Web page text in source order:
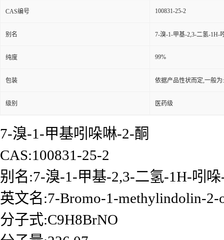
CAS编号 100831-25-2
别名 7-溴-1-甲基-2,3-二氢-1H-
纯度 99%
包装 依据产品性状而定,一般
级别 医药级
7-溴-1-甲基吲哚啉-2-酮
CAS:100831-25-2
别名:7-溴-1-甲基-2,3-二氢-1H-吲
英文名:7-Bromo-1-methylindolin-2-
分子式:C9H8BrNO